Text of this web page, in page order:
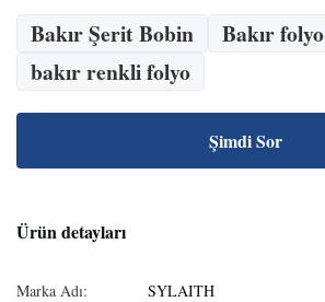
Bakır Şerit Bobin
Bakır folyo
bakır renkli folyo
Şimdi Sor
Ürün detayları
Marka Adı:
SYLAITH